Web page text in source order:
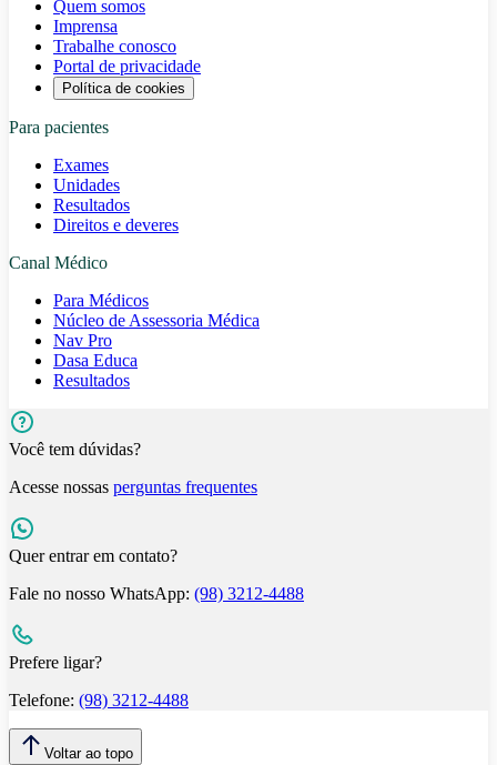
Quem somos
Imprensa
Trabalhe conosco
Portal de privacidade
Política de cookies
Para pacientes
Exames
Unidades
Resultados
Direitos e deveres
Canal Médico
Para Médicos
Núcleo de Assessoria Médica
Nav Pro
Dasa Educa
Resultados
Você tem dúvidas?
Acesse nossas perguntas frequentes
Quer entrar em contato?
Fale no nosso WhatsApp: (98) 3212-4488
Prefere ligar?
Telefone: (98) 3212-4488
Voltar ao topo